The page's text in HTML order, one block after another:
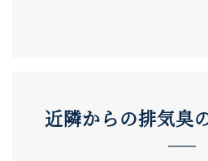
近隣からの排気臭